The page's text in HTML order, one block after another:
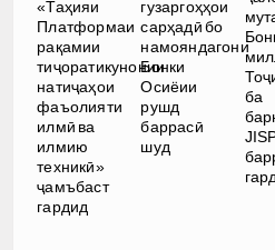
«Таҳияи
Платформаи
рақамии
тиҷоратикунонии
натиҷаҳои
фаъолияти
илмӣ ва
илмию
техникӣ»
ҷамъбаст
гардид
гузаргоҳҳои
сарҳадӣ бо
намояндагони
Бонки
Осиёии
рушд
баррасӣ
шуд
ба